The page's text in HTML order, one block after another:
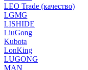
LEO Trade (качество)
LGMG
LISHIDE
LiuGong
Kubota
LonKing
LUGONG
MAN